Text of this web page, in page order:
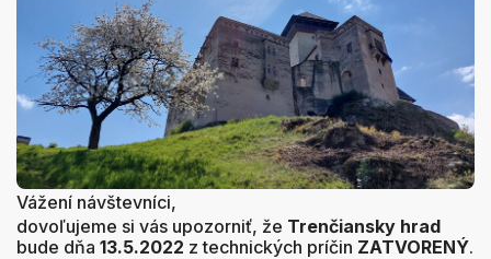
Vážení návštevníci,
dovoľujeme si vás upozorniť, že Trenčiansky hrad
bude dňa 13.5.2022 z technických príčin ZATVORENÝ.